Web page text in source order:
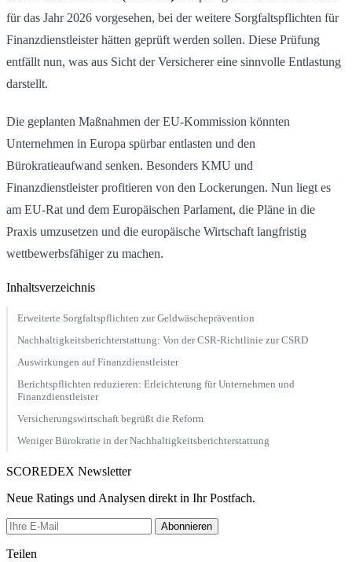
für das Jahr 2026 vorgesehen, bei der weitere Sorgfaltspflichten für
Finanzdienstleister hätten geprüft werden sollen. Diese Prüfung
entfällt nun, was aus Sicht der Versicherer eine sinnvolle Entlastung
darstellt.
Die geplanten Maßnahmen der EU-Kommission könnten
Unternehmen in Europa spürbar entlasten und den
Bürokratieaufwand senken. Besonders KMU und
Finanzdienstleister profitieren von den Lockerungen. Nun liegt es
am EU-Rat und dem Europäischen Parlament, die Pläne in die
Praxis umzusetzen und die europäische Wirtschaft langfristig
wettbewerbsfähiger zu machen.
Inhaltsverzeichnis
Erweiterte Sorgfaltspflichten zur Geldwäscheprävention
Nachhaltigkeitsberichterstattung: Von der CSR-Richtlinie zur CSRD
Auswirkungen auf Finanzdienstleister
Berichtspflichten reduzieren: Erleichterung für Unternehmen und
Finanzdienstleister
Versicherungswirtschaft begrüßt die Reform
Weniger Bürokratie in der Nachhaltigkeitsberichterstattung
SCOREDEX Newsletter
Neue Ratings und Analysen direkt in Ihr Postfach.
Abonnieren
Teilen